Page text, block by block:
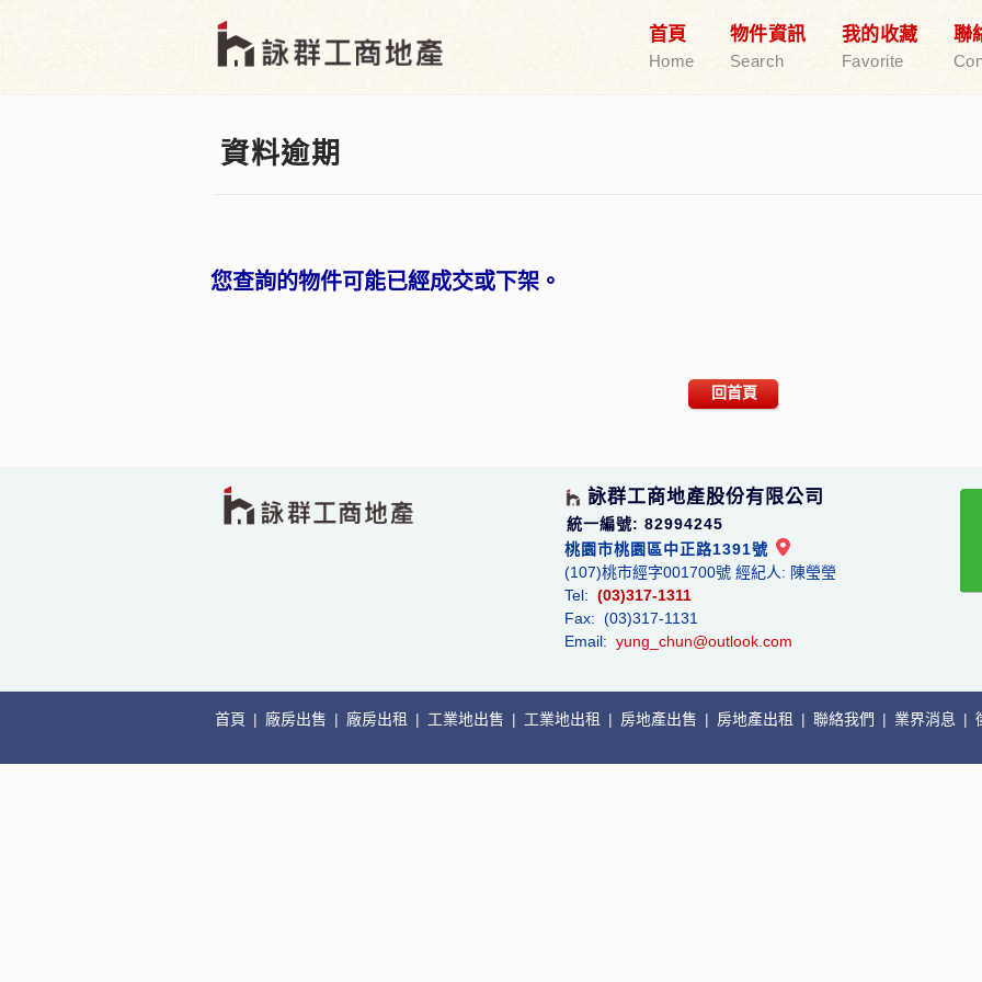
首頁
Home
物件資訊
Search
我的收藏
Favorite
聯
資料逾期
您查詢的物件可能已經成交或下架。
回首頁
詠群工商地產股份有限公司
統一編號: 82994245
桃園市桃園區中正路1391號
(107)桃市經字001700號 經紀人: 陳瑩瑩
Tel: (03)317-1311
Fax: (03)317-1131
Email: yung_chun@outlook.com
首頁 | 廠房出售 | 廠房出租 | 工業地出售 | 工業地出租 | 房地產出售 | 房地產出租 | 聯絡我們 | 業界消息 |